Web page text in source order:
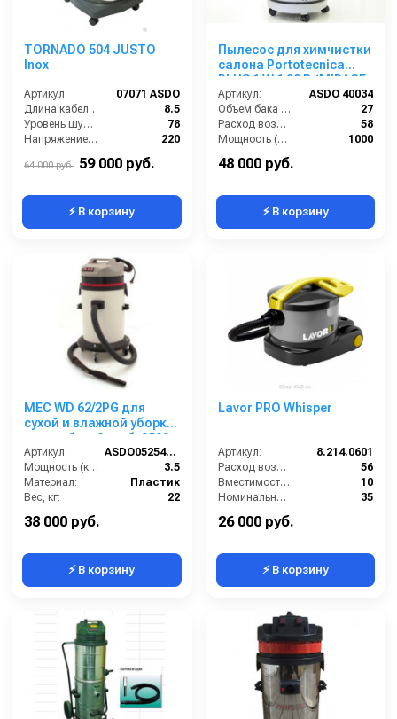
TORNADO 504 JUSTO
Inox
Артикул:
07071 ASDO
Длина кабеля (м):
8.5
Уровень шума (дБ):
78
Напряжение (В):
220
64 000 руб. 59 000 руб.
⚡ В корзину
Пылесос для химчистки
салона Portotecnica
PLUS 1 W 1 22 P (MIRAGE
SUPER)
Артикул:
ASDO 40034
Объем бака (л):
27
Расход воздуха (л/сек):
58
Мощность (Вт):
1000
Напряжение (В):
48 000 руб.
⚡ В корзину
MEC WD 62/2PG для
сухой и влажной уборки
пласт. бак, 3 турб, 3500
Вт, 62 л.гараж. комп.
Артикул:
ASDO0525400/ EUR 440 S/XP
Мощность (кВт):
3.5
Материал:
Пластик
Вес, кг:
22
Габаритные размеры, мм:
38 000 руб.
⚡ В корзину
Lavor PRO Whisper
Артикул:
8.214.0601
Расход воздуха (л/сек):
56
Вместимость мусоросборника (л):
10
Номинальный диаметр принадлежностей (мм):
35
Разрежение / сила всасывания (мбар):
26 000 руб.
⚡ В корзину